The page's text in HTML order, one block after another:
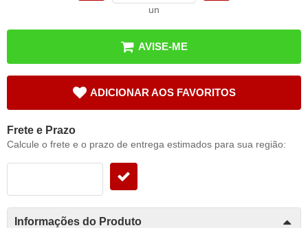
un
AVISE-ME
ADICIONAR AOS FAVORITOS
Frete e Prazo
Calcule o frete e o prazo de entrega estimados para sua região:
Informações do Produto